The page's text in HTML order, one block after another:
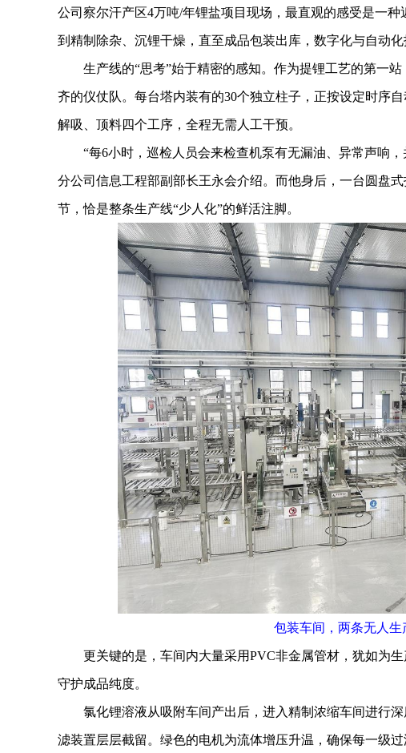
公司察尔汗产区4万吨/年锂盐项目现场，最直观的感受是一种
到精制除杂、沉锂干燥，直至成品包装出库，数字化与自动
生产线的“思考”始于精密的感知。作为提锂工艺的第一站
齐的仪仗队。每台塔内装有的30个独立柱子，正按设定时序
解吸、顶料四个工序，全程无需人工干预。
“每6小时，巡检人员会来检查机泵有无漏油、异常声响，
分公司信息工程部副部长王永会介绍。而他身后，一台圆盘
节，恰是整条生产线“少人化”的鲜活注脚。
包装车间，两条无人生
更关键的是，车间内大量采用PVC非金属管材，犹如为生
守护成品纯度。
氯化锂溶液从吸附车间产出后，进入精制浓缩车间进行深
滤装置层层截留。绿色的电机为流体增压升温，确保每一级过